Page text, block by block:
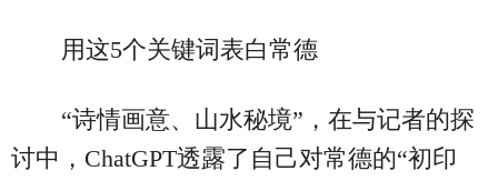
用这5个关键词表白常德
“诗情画意、山水秘境”，在与记者的探
讨中，ChatGPT透露了自己对常德的“初印